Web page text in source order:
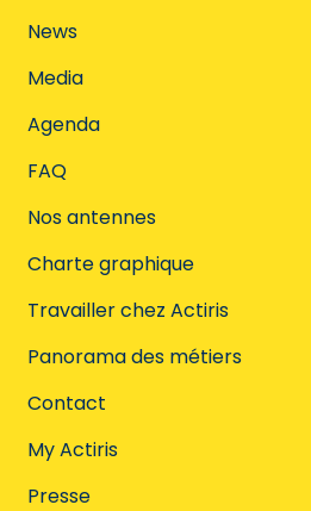
News
Media
Agenda
FAQ
Nos antennes
Charte graphique
Travailler chez Actiris
Panorama des métiers
Contact
My Actiris
Presse